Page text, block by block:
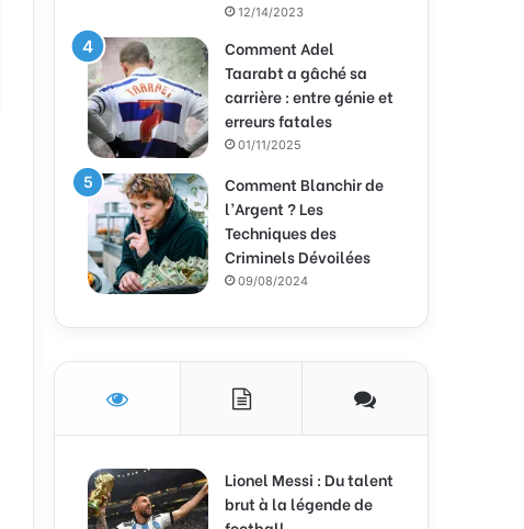
12/14/2023
Comment Adel
Taarabt a gâché sa
carrière : entre génie et
erreurs fatales
01/11/2025
Comment Blanchir de
l’Argent ? Les
Techniques des
Criminels Dévoilées
09/08/2024
Lionel Messi : Du talent
brut à la légende de